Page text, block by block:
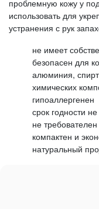
проблемную кожу у
использовать для
устранения с рук
не имеет
безопасен для
алюминия,
химических
гипоаллергенен
срок годности
не
компактен и
натуральный